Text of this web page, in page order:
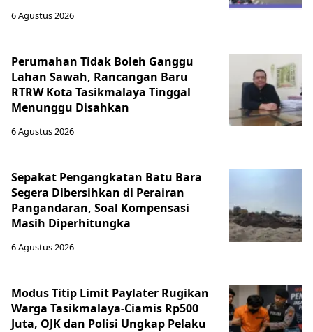
6 Agustus 2026
Perumahan Tidak Boleh Ganggu
Lahan Sawah, Rancangan Baru
RTRW Kota Tasikmalaya Tinggal
Menunggu Disahkan
6 Agustus 2026
Sepakat Pengangkatan Batu Bara
Segera Dibersihkan di Perairan
Pangandaran, Soal Kompensasi
Masih Diperhitungka
6 Agustus 2026
Modus Titip Limit Paylater Rugikan
Warga Tasikmalaya-Ciamis Rp500
Juta, OJK dan Polisi Ungkap Pelaku